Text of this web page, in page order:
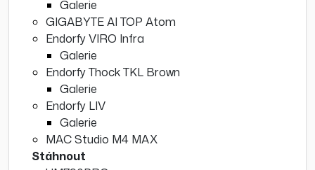
Galerie
GIGABYTE AI TOP Atom
Endorfy VIRO Infra
Galerie
Endorfy Thock TKL Brown
Galerie
Endorfy LIV
Galerie
MAC Studio M4 MAX
Stáhnout